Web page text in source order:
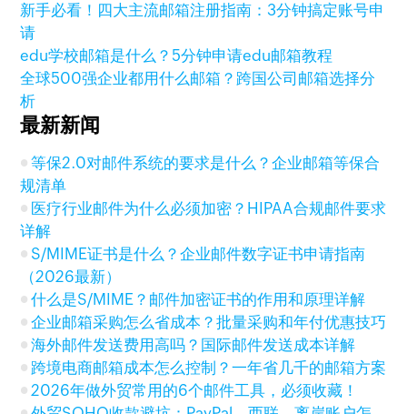
新手必看！四大主流邮箱注册指南：3分钟搞定账号申
请
edu学校邮箱是什么？5分钟申请edu邮箱教程
全球500强企业都用什么邮箱？跨国公司邮箱选择分
析
最新新闻
等保2.0对邮件系统的要求是什么？企业邮箱等保合
规清单
医疗行业邮件为什么必须加密？HIPAA合规邮件要求
详解
S/MIME证书是什么？企业邮件数字证书申请指南
（2026最新）
什么是S/MIME？邮件加密证书的作用和原理详解
企业邮箱采购怎么省成本？批量采购和年付优惠技巧
海外邮件发送费用高吗？国际邮件发送成本详解
跨境电商邮箱成本怎么控制？一年省几千的邮箱方案
2026年做外贸常用的6个邮件工具，必须收藏！